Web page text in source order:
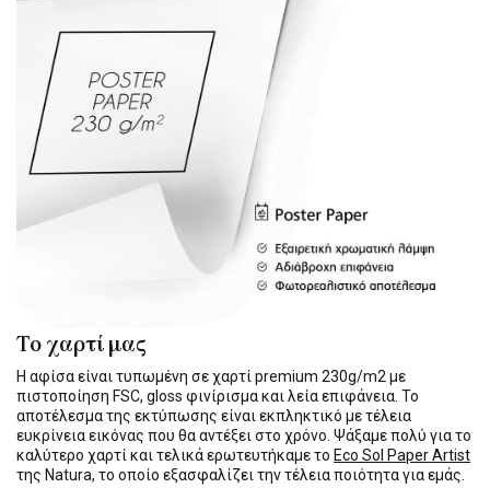
Το χαρτί μας
Η αφίσα είναι τυπωμένη σε χαρτί premium 230g/m2 με
πιστοποίηση FSC, gloss φινίρισμα και λεία επιφάνεια. Το
αποτέλεσμα της εκτύπωσης είναι εκπληκτικό με τέλεια
ευκρίνεια εικόνας που θα αντέξει στο χρόνο. Ψάξαμε πολύ για το
καλύτερο χαρτί και τελικά ερωτευτήκαμε το Eco Sol Paper Artist
της Natura, το οποίο εξασφαλίζει την τέλεια ποιότητα για εμάς.